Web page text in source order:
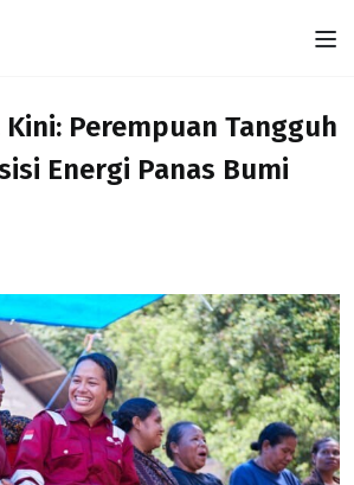
Perempuan Tangguh
Energi Panas Bumi